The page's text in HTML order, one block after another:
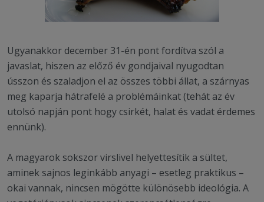
Ugyanakkor december 31-én pont fordítva szól a
javaslat, hiszen az előző év gondjaival nyugodtan
ússzon és szaladjon el az összes többi állat, a szárnyas
meg kaparja hátrafelé a problémáinkat (tehát az év
utolsó napján pont hogy csirkét, halat és vadat érdemes
ennünk).
A magyarok sokszor virslivel helyettesítik a sültet,
aminek sajnos leginkább anyagi – esetleg praktikus –
okai vannak, nincsen mögötte különösebb ideológia. A